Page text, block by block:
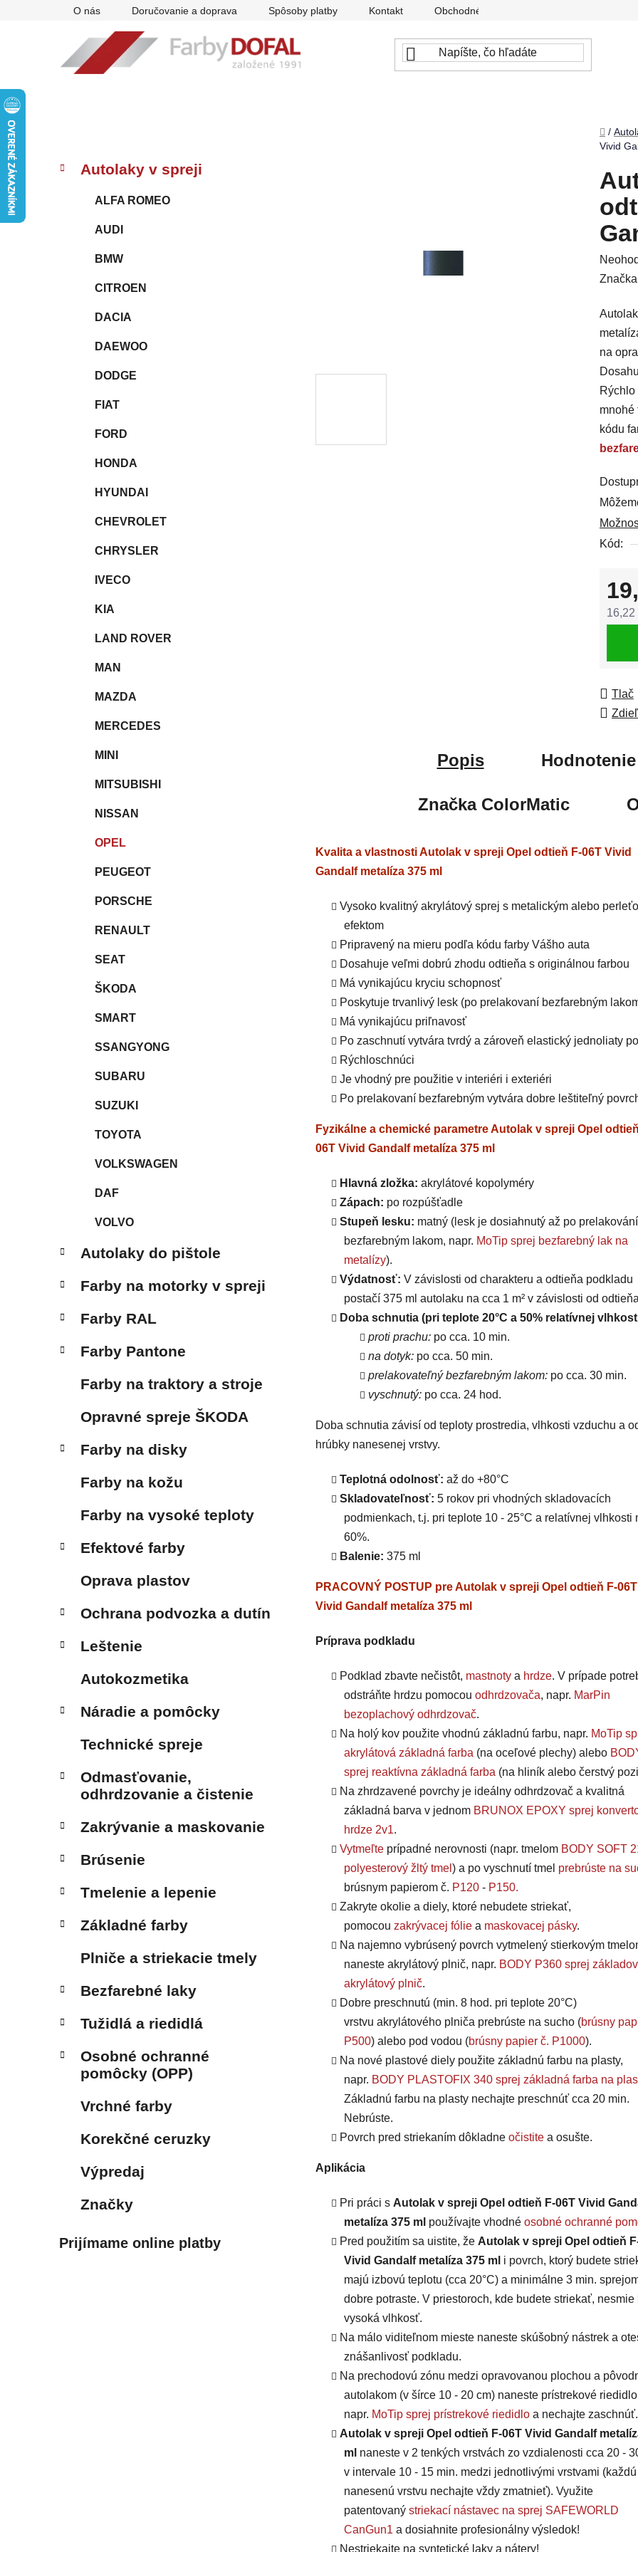
O nás Doručovanie a doprava Spôsoby platby Kontakt Obchodné podmienky
Domov
/
Vivid
B
kategórie
a
Autolaky v spreji
ALFA ROMEO
AUDI
BMW
CITROEN
DACIA
DAEWOO
DODGE
FIAT
FORD
HONDA
HYUNDAI
CHEVROLET
CHRYSLER
IVECO
KIA
LAND ROVER
MAN
MAZDA
MERCEDES
MINI
MITSUBISHI
NISSAN
OPEL
PEUGEOT
PORSCHE
RENAULT
SEAT
ŠKODA
SMART
SSANGYONG
SUBARU
SUZUKI
TOYOTA
VOLKSWAGEN
DAF
VOLVO
Autolaky do pištole
Farby na motorky v spreji
Farby RAL
Farby Pantone
Farby na traktory a stroje
Opravné spreje ŠKODA
Farby na disky
Farby na kožu
Farby na vysoké teploty
Efektové farby
Oprava plastov
Ochrana podvozka a dutín
Leštenie
Autokozmetika
Náradie a pomôcky
Technické spreje
Odmasťovanie,
odhrdzovanie a čistenie
Zakrývanie a maskovanie
Brúsenie
Tmelenie a lepenie
Základné farby
Plniče a striekacie tmely
Bezfarebné laky
Tužidlá a riedidlá
Osobné ochranné
pomôcky (OPP)
Vrchné farby
Korekčné ceruzky
Výpredaj
Značky
Prijímame online platby
je
0,0
z
5
na
Rýchlo
mnohé
kódu
Kód:
16,22
Tlač
Popis Hodnotenie
ZnačkaColorMatic
Kvalita a vlastnosti Autolak v spreji Opel odtieň F-06T Vivid
Gandalf metalíza 375 ml
Vysoko kvalitný akrylátový sprej s metalickým alebo
efektom
Pripravený na mieru podľa kódu farby Vášho auta
Dosahuje veľmi dobrú zhodu odtieňa s originálnou farbou
Má vynikajúcu kryciu schopnosť
Poskytuje trvanlivý lesk (po prelakovaní bezfarebným
Má vynikajúcu priľnavosť
Po zaschnutí vytvára tvrdý a zároveň elastický jednoliaty
Rýchloschnúci
Je vhodný pre použitie v interiéri i exteriéri
Po prelakovaní bezfarebným vytvára dobre leštiteľný
Fyzikálne a chemické parametre Autolak v spreji Opel
06T Vivid Gandalf metalíza 375 ml
Hlavná zložka: akrylátové kopolyméry
Zápach: po rozpúšťadle
Stupeň lesku: matný (lesk je dosiahnutý až po prelakování
bezfarebným lakom, napr. MoTip sprej bezfarebný lak na
metalízy).
Výdatnosť: V závislosti od charakteru a odtieňa podkladu
postačí 375 ml autolaku na cca 1 m² v závislosti od
Doba schnutia (pri teplote 20°C a 50% relatívnej
proti prachu: po cca. 10 min.
na dotyk: po cca. 50 min.
prelakovateľný bezfarebným lakom: po cca. 30 min.
vyschnutý: po cca. 24 hod.
Doba schnutia závisí od teploty prostredia, vlhkosti vzduchu a
hrúbky nanesenej vrstvy.
Teplotná odolnosť: až do +80°C
Skladovateľnosť: 5 rokov pri vhodných skladovacích
podmienkach, t.j. pri teplote 10 - 25°C a relatívnej vlhkosti
60%.
Balenie: 375 ml
PRACOVNÝ POSTUP pre Autolak v spreji Opel odtieň F-06T
Vivid Gandalf metalíza 375 ml
Príprava podkladu
Podklad zbavte nečistôt, mastnoty a hrdze. V prípade
odstráňte hrdzu pomocou odhrdzovača, napr. MarPin
bezoplachový odhrdzovač.
Na holý kov použite vhodnú základnú farbu, napr. MoTip
akrylátová základná farba (na oceľové plechy) alebo
sprej reaktívna základná farba (na hliník alebo čerstvý
Na zhrdzavené povrchy je ideálny odhrdzovač a kvalitná
základná barva v jednom BRUNOX EPOXY sprej
hrdze 2v1.
Vytmeľte prípadné nerovnosti (napr. tmelom BODY SOFT
polyesterový žltý tmel ) a po vyschnutí tmel prebrúste na
brúsnym papierom č. P120 - P150.
Zakryte okolie a diely, ktoré nebudete striekať,
pomocou zakrývacej fólie a maskovacej pásky.
Na najemno vybrúsený povrch vytmelený stierkovým
naneste akrylátový plnič, napr. BODY P360 sprej
akrylátový plnič.
Dobre preschnutú (min. 8 hod. pri teplote 20°C)
vrstvu akrylátového plniča prebrúste na sucho (brúsny
P500) alebo pod vodou (brúsny papier č. P1000).
Na nové plastové diely použite základnú farbu na plasty,
napr. BODY PLASTOFIX 340 sprej základná farba na
Základnú farbu na plasty nechajte preschnúť cca 20 min.
Nebrúste.
Povrch pred striekaním dôkladne očistite a osušte.
Aplikácia
Pri práci s Autolak v spreji Opel odtieň F-06T Vivid
metalíza 375 ml používajte vhodné osobné ochranné
Pred použitím sa uistite, že Autolak v spreji Opel odtieň
Vivid Gandalf metalíza 375 ml i povrch, ktorý budete
majú izbovú teplotu (cca 20°C) a minimálne 3 min.
dobre potraste. V priestoroch, kde budete striekať, nesmie
vysoká vlhkosť.
Na málo viditeľnom mieste naneste skúšobný nástrek a
znášanlivosť podkladu.
Na prechodovú zónu medzi opravovanou plochou a
autolakom (v šírce 10 - 20 cm) naneste prístrekové
napr. MoTip sprej prístrekové riedidlo a nechajte zaschnúť.
Autolak v spreji Opel odtieň F-06T Vivid Gandalf
ml naneste v 2 tenkých vrstvách zo vzdialenosti cca 20 -
v intervale 10 - 15 min. medzi jednotlivými vrstvami (každú
nanesenú vrstvu nechajte vždy zmatnieť). Využite
patentovaný striekací nástavec na sprej SAFEWORLD
CanGun1 a dosiahnite profesionálny výsledok!
Nestriekajte na syntetické laky a nátery!